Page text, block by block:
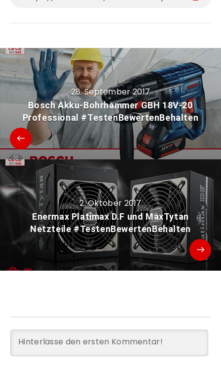
28. September 2017
Bosch Akku-Bohrhammer GBH 18V-20
Professional #TestenBewertenBehalten
2. Oktober 2017
Enermax Platimax D.F und MaxTytan
Netzteile #TestenBewertenBehalten